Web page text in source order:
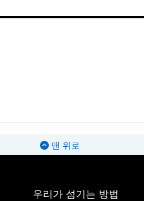
맨 위로
우리가 섬기는 방법